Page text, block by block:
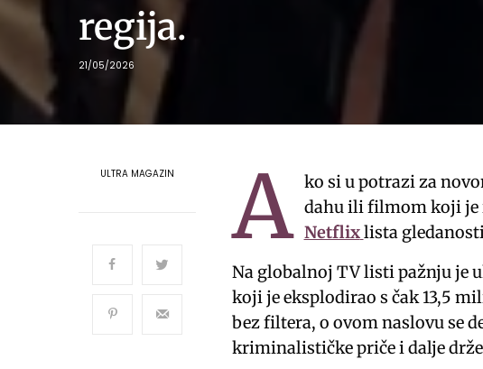
regija.
21/05/2026
ULTRA MAGAZIN A ko si u potrazi za
dahu ili filmom koji je
Netflixlista
Na globalnoj TV listi pažnju je
koji je eksplodirao s čak 13,5
bez filtera, o ovom naslovu se
kriminalističke priče i dalje